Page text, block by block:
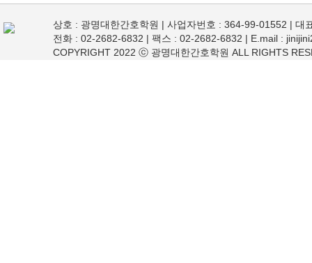
상호 : 광명대한간호학원 | 사업자번호 : 364-99-01552 | 대
전화 : 02-2682-6832 | 팩스 : 02-2682-6832 | E.mail :
COPYRIGHT 2022 ⓒ 광명대한간호학원 ALL RIGHTS